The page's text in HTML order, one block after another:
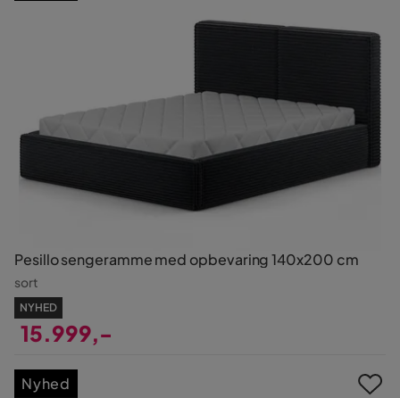
Pesillo sengeramme med opbevaring 140x200 cm
sort
NYHED
15.999,-
Nyhed